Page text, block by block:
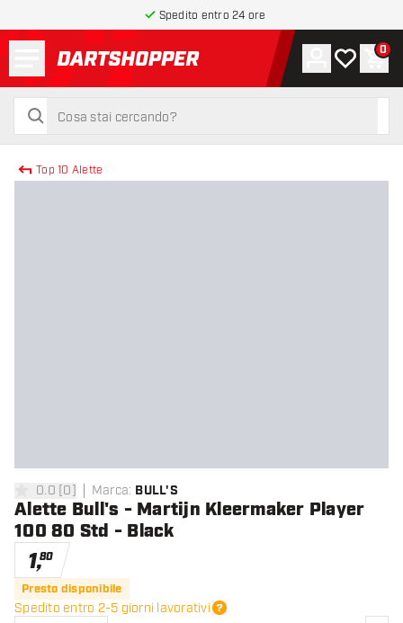
Spedito entro 24 ore
torna alla home page
cerca
cerca
Account
La mia0
Top 10 Alette
0 stelle di valutazione
0.0 [0] Marca: BULL'S
Alette Bull's - Martijn Kleermaker Player
100 80 Std - Black
1,80
Presto disponibile
Spedito entro 2-5 giorni lavorativi